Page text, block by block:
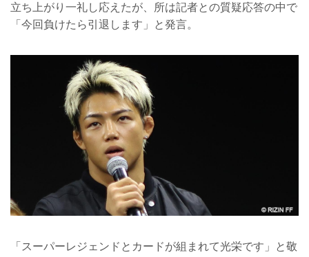
立ち上がり一礼し応えたが、所は記者との質疑応答の中で
「今回負けたら引退します」と発言。
「スーパーレジェンドとカードが組まれて光栄です」と敬